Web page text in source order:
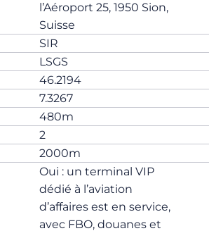
l’Aéroport 25, 1950 Sion,
Suisse
SIR
LSGS
46.2194
7.3267
480m
2
2000m
Oui : un terminal VIP
dédié à l’aviation
d’affaires est en service,
avec FBO, douanes et